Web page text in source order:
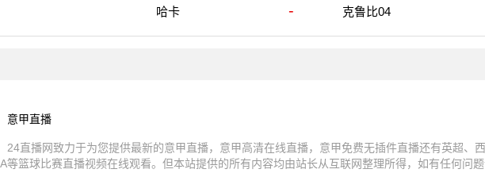
哈卡 - 克鲁比04
意甲直播
24直播网致力于为您提供最新的意甲直播，意甲高清在线直播，意甲免费无插件直播还有英超、
等篮球比赛直播视频在线观看。但本站提供的所有内容均由站长从互联网整理所得，如有任何问